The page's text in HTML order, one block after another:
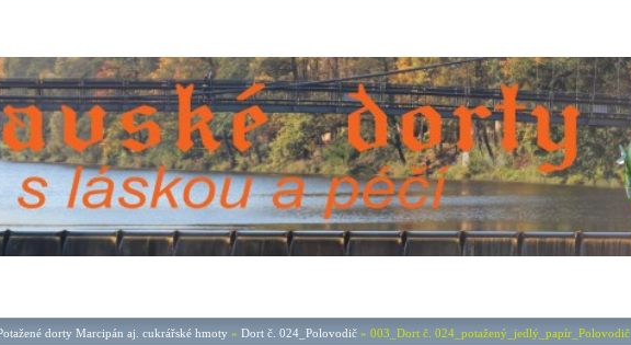
dorty Marcipán aj. cukrářské hmoty » Dort č. 024_Polovodič » 003_Dort č. 024_potažený_jedlý_papír_Polovodič